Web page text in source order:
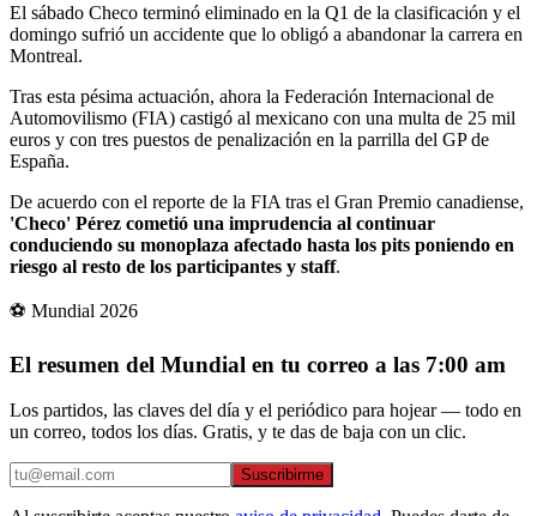
El sábado Checo terminó eliminado en la Q1 de la clasificación y el
domingo sufrió un accidente que lo obligó a abandonar la carrera en
Montreal.
Tras esta pésima actuación, ahora la Federación Internacional de
Automovilismo (FIA) castigó al mexicano con una multa de 25 mil
euros y con tres puestos de penalización en la parrilla del GP de
España.
De acuerdo con el reporte de la FIA tras el Gran Premio canadiense,
'Checo' Pérez cometió una imprudencia al continuar
conduciendo su monoplaza afectado hasta los pits poniendo en
riesgo al resto de los participantes y staff.
⚽ Mundial 2026
El resumen del Mundial en tu correo a las 7:00 am
Los partidos, las claves del día y el periódico para hojear — todo en
un correo, todos los días. Gratis, y te das de baja con un clic.
Suscribirme